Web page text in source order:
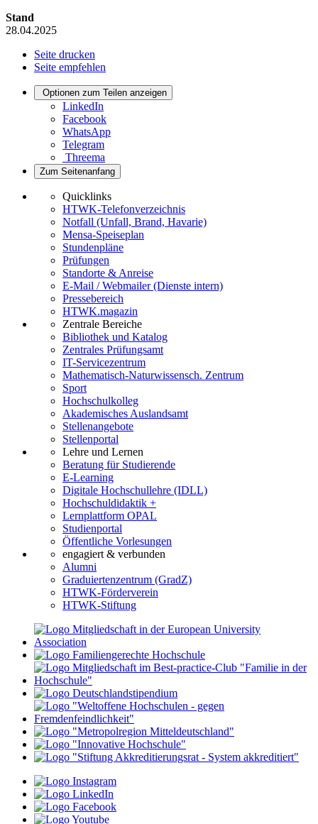
Stand
28.04.2025
Seite drucken
Seite empfehlen
Optionen zum Teilen anzeigen
LinkedIn
Facebook
WhatsApp
Telegram
Threema
Zum Seitenanfang
Quicklinks
HTWK-Telefonverzeichnis
Notfall (Unfall, Brand, Havarie)
Mensa-Speiseplan
Stundenpläne
Prüfungen
Standorte & Anreise
E-Mail / Webmailer (Dienste intern)
Pressebereich
HTWK.magazin
Zentrale Bereiche
Bibliothek und Katalog
Zentrales Prüfungsamt
IT-Servicezentrum
Mathematisch-Naturwissensch. Zentrum
Sport
Hochschulkolleg
Akademisches Auslandsamt
Stellenangebote
Stellenportal
Lehre und Lernen
Beratung für Studierende
E-Learning
Digitale Hochschullehre (IDLL)
Hochschuldidaktik +
Lernplattform OPAL
Studienportal
Öffentliche Vorlesungen
engagiert & verbunden
Alumni
Graduiertenzentrum (GradZ)
HTWK-Förderverein
HTWK-Stiftung